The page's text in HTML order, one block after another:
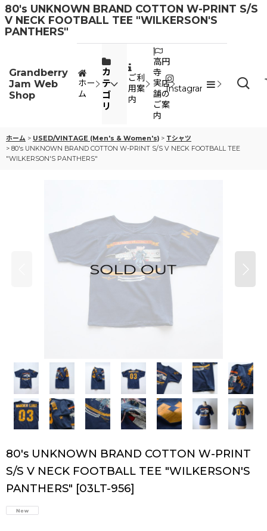
80's UNKNOWN BRAND COTTON W-PRINT S/S
V NECK FOOTBALL TEE "WILKERSON'S
PANTHERS"
Grandberry
Jam Web
Shop
ホー
ム
カ
テ
ゴ
リ
ご利
用案
内
高円
寺
実店
舗の
ご案
内
Instagram
ホーム > USED/VINTAGE (Men's & Women's) > Tシャツ
> 80's UNKNOWN BRAND COTTON W-PRINT S/S V NECK FOOTBALL TEE
"WILKERSON'S PANTHERS"
80's UNKNOWN BRAND COTTON W-PRINT
S/S V NECK FOOTBALL TEE "WILKERSON'S
PANTHERS" [03LT-956]